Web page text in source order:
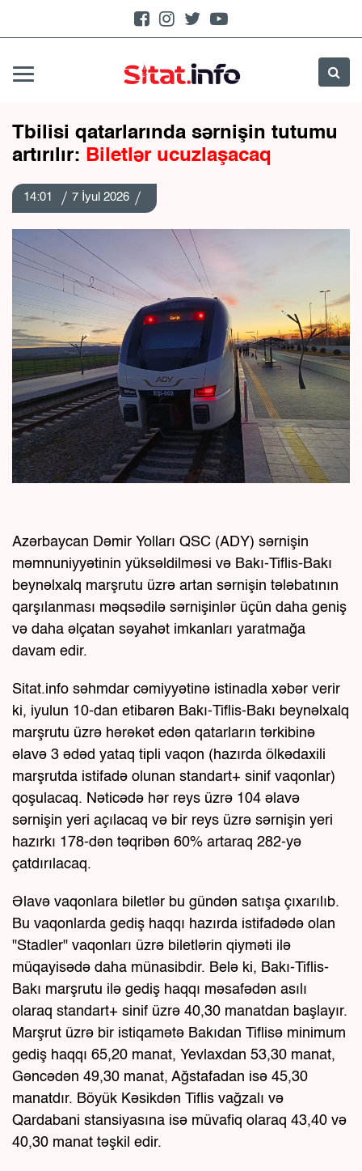
Tbilisi qatarlarında sərnişin tutumu
artırılır: Biletlər ucuzlaşacaq
14:01 7 İyul 2026
Azərbaycan Dəmir Yolları QSC (ADY) sərnişin
məmnuniyyətinin yüksəldilməsi və Bakı-Tiflis-Bakı
beynəlxalq marşrutu üzrə artan sərnişin tələbatının
qarşılanması məqsədilə sərnişinlər üçün daha geniş
və daha əlçatan səyahət imkanları yaratmağa
davam edir.
Sitat.info səhmdar cəmiyyətinə istinadla xəbər verir
ki, iyulun 10-dan etibarən Bakı-Tiflis-Bakı beynəlxalq
marşrutu üzrə hərəkət edən qatarların tərkibinə
əlavə 3 ədəd yataq tipli vaqon (hazırda ölkədaxili
marşrutda istifadə olunan standart+ sinif vaqonlar)
qoşulacaq. Nəticədə hər reys üzrə 104 əlavə
sərnişin yeri açılacaq və bir reys üzrə sərnişin yeri
hazırkı 178-dən təqribən 60% artaraq 282-yə
çatdırılacaq.
Əlavə vaqonlara biletlər bu gündən satışa çıxarılıb.
Bu vaqonlarda gediş haqqı hazırda istifadədə olan
"Stadler" vaqonları üzrə biletlərin qiyməti ilə
müqayisədə daha münasibdir. Belə ki, Bakı-Tiflis-
Bakı marşrutu ilə gediş haqqı məsafədən asılı
olaraq standart+ sinif üzrə 40,30 manatdan başlayır.
Marşrut üzrə bir istiqamətə Bakıdan Tiflisə minimum
gediş haqqı 65,20 manat, Yevlaxdan 53,30 manat,
Gəncədən 49,30 manat, Ağstafadan isə 45,30
manatdır. Böyük Kəsikdən Tiflis vağzalı və
Qardabani stansiyasına isə müvafiq olaraq 43,40 və
40,30 manat təşkil edir.